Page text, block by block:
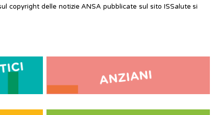
copyright delle notizie ANSA pubblicate sul sito ISSalute si